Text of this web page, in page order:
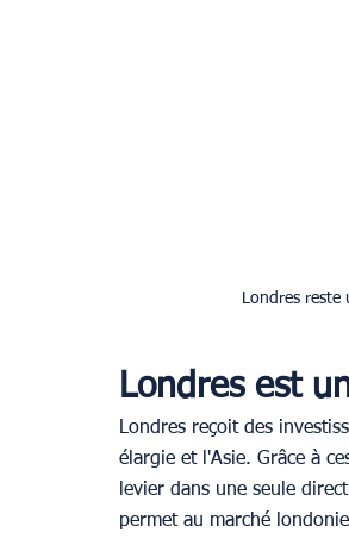
Londres
Londres est
Londres reçoit des
élargie et l'Asie. Grâce à
levier dans une seule
permet au marché